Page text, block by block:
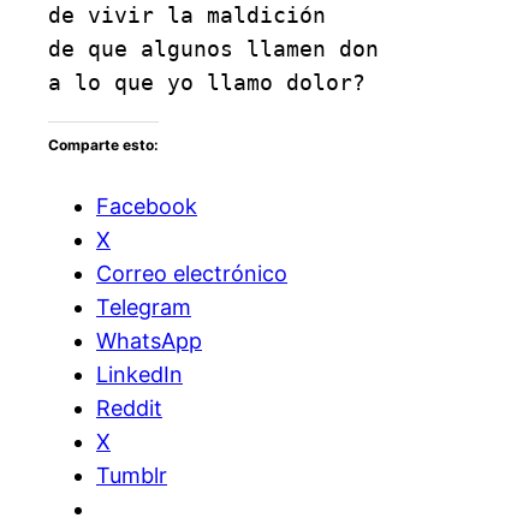
de vivir la maldición
de que algunos llamen don
a lo que yo llamo dolor?
Comparte esto:
Facebook
X
Correo electrónico
Telegram
WhatsApp
LinkedIn
Reddit
X
Tumblr